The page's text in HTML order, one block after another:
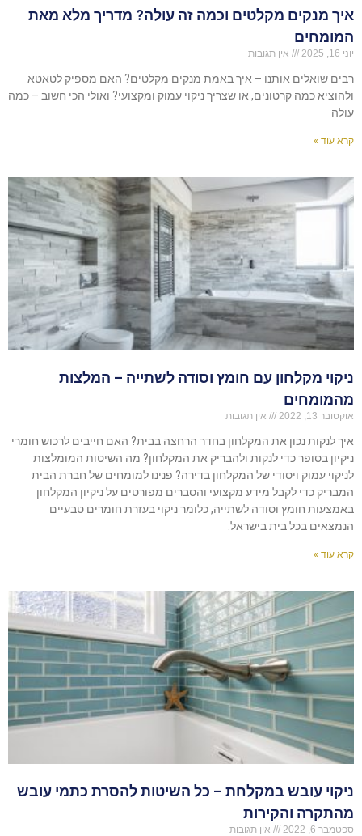
איך מנקים מקלטים וכמה זה עולה? מדריך מלא מאת
המומחים
יוני 16, 2025 אין תגובות
רבים שואלים אותנו – איך באמת מנקים מקלטים? האם מספיק לטאטא
ולהוציא כמה קרטונים, או שצריך ניקוי עמוק ומקצועי? ואולי הכי חשוב – כמה
עולה
קרא עוד »
ניקוי מקלחון עם חומץ וסודה לשתייה – המלצות
מהמומחים
אוקטובר 13, 2022 אין תגובות
איך לנקות נכון את המקלחון בחדר הרחצה בבית? האם חייבים לרכוש חומרי
ניקיון בסופר כדי לנקות ולהבריק את המקלחון? מה השיטות המומלצות
לניקוי עמוק ויסודי של המקלחון בדירה? פנינו למומחים של חברת הבית
המבריק כדי לקבל מידע מקצועי והסברים מפורטים על ניקיון המקלחון
באמצעות חומץ וסודה לשתייה, כלומר ניקוי בעזרת חומרים טבעיים
הנמצאים בכל בית בישראל.
קרא עוד »
ניקוי עובש במקלחת – כל השיטות להסרת כתמי עובש
מהתקרה והקירות
ספטמבר 6, 2022 אין תגובות